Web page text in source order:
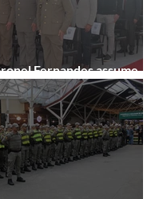
Fernandes assume
41º BPM em Gramado